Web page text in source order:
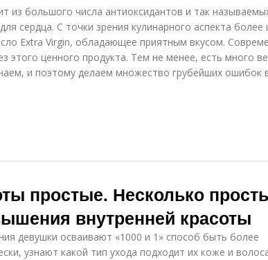
из большого числа антиоксидантов и так
сердца. С точки зрения кулинарного аспекта более
Extra Virgin, обладающее приятным вкусом.
этого ценного продукта. Тем не менее, есть много
и поэтому делаем множество грубейших ошибок
простые. Несколько
внутренней красоты
девушки осваивают «1000 и 1» способ быть более
узнают какой тип ухода подходит их коже и